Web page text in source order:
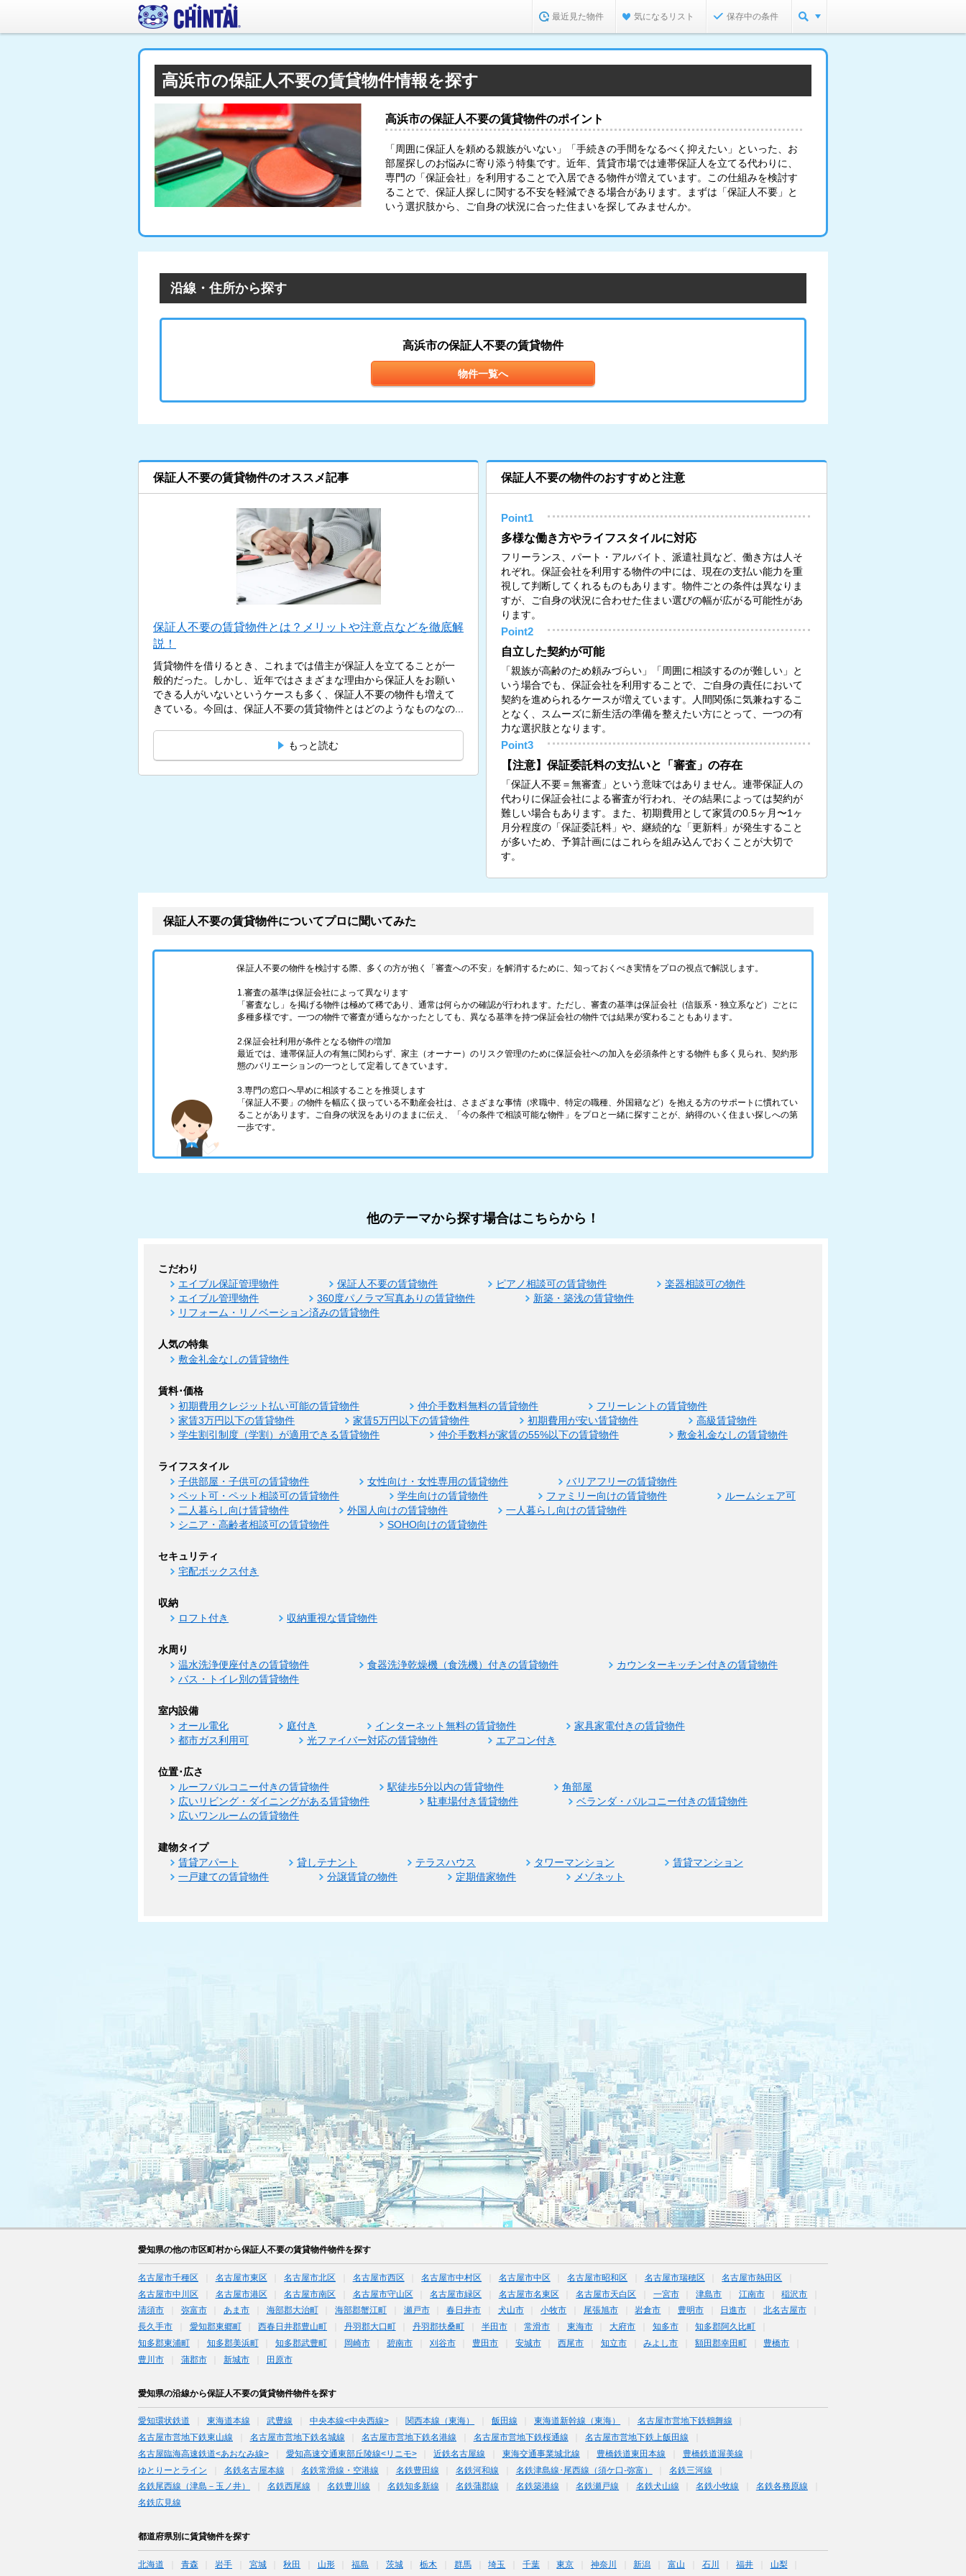
最近見た物件 気になるリスト 保存中の条件
高浜市の保証人不要の賃貸物件情報を探す
高浜市の保証人不要の賃貸物件のポイント
「周囲に保証人を頼める親族がいない」「手続きの手間をなるべく抑えたい」といった、お
部屋探しのお悩みに寄り添う特集です。近年、賃貸市場では連帯保証人を立てる代わりに、
専門の「保証会社」を利用することで入居できる物件が増えています。この仕組みを検討す
ることで、保証人探しに関する不安を軽減できる場合があります。まずは「保証人不要」と
いう選択肢から、ご自身の状況に合った住まいを探してみませんか。
沿線・住所から探す
高浜市の保証人不要の賃貸物件
物件一覧へ
保証人不要の賃貸物件のオススメ記事
保証人不要の賃貸物件とは？メリットや注意点などを徹底解
説！
賃貸物件を借りるとき、これまでは借主が保証人を立てることが一
般的だった。しかし、近年ではさまざまな理由から保証人をお願い
できる人がいないというケースも多く、保証人不要の物件も増えて
きている。今回は、保証人不要の賃貸物件とはどのようなものなの...
もっと読む
保証人不要の物件のおすすめと注意
Point1
多様な働き方やライフスタイルに対応
フリーランス、パート・アルバイト、派遣社員など、働き方は人そ
れぞれ。保証会社を利用する物件の中には、現在の支払い能力を重
視して判断してくれるものもあります。物件ごとの条件は異なりま
すが、ご自身の状況に合わせた住まい選びの幅が広がる可能性があ
ります。
Point2
自立した契約が可能
「親族が高齢のため頼みづらい」「周囲に相談するのが難しい」と
いう場合でも、保証会社を利用することで、ご自身の責任において
契約を進められるケースが増えています。人間関係に気兼ねするこ
となく、スムーズに新生活の準備を整えたい方にとって、一つの有
力な選択肢となります。
Point3
【注意】保証委託料の支払いと「審査」の存在
「保証人不要＝無審査」という意味ではありません。連帯保証人の
代わりに保証会社による審査が行われ、その結果によっては契約が
難しい場合もあります。また、初期費用として家賃の0.5ヶ月〜1ヶ
月分程度の「保証委託料」や、継続的な「更新料」が発生すること
が多いため、予算計画にはこれらを組み込んでおくことが大切で
す。
保証人不要の賃貸物件についてプロに聞いてみた
保証人不要の物件を検討する際、多くの方が抱く「審査への不安」を解消するために、知っておくべき実情をプロの視点で解説します。
1.審査の基準は保証会社によって異なります
「審査なし」を掲げる物件は極めて稀であり、通常は何らかの確認が行われます。ただし、審査の基準は保証会社（信販系・独立系など）ごとに
多種多様です。一つの物件で審査が通らなかったとしても、異なる基準を持つ保証会社の物件では結果が変わることもあります。
2.保証会社利用が条件となる物件の増加
最近では、連帯保証人の有無に関わらず、家主（オーナー）のリスク管理のために保証会社への加入を必須条件とする物件も多く見られ、契約形
態のバリエーションの一つとして定着してきています。
3.専門の窓口へ早めに相談することを推奨します
「保証人不要」の物件を幅広く扱っている不動産会社は、さまざまな事情（求職中、特定の職種、外国籍など）を抱える方のサポートに慣れてい
ることがあります。ご自身の状況をありのままに伝え、「今の条件で相談可能な物件」をプロと一緒に探すことが、納得のいく住まい探しへの第
一歩です。
他のテーマから探す場合はこちらから！
こだわり
エイブル保証管理物件 保証人不要の賃貸物件 ピアノ相談可の賃貸物件
楽器相談可の物件
エイブル管理物件
360度パノラマ写真ありの賃貸物件
新築・築浅の賃貸物件
リフォーム・リノベーション済みの賃貸物件
人気の特集
敷金礼金なしの賃貸物件
賃料･価格
初期費用クレジット払い可能の賃貸物件 仲介手数料無料の賃貸物件
フリーレントの賃貸物件
家賃3万円以下の賃貸物件
家賃5万円以下の賃貸物件 初期費用が安い賃貸物件
高級賃貸物件
学生割引制度（学割）が適用できる賃貸物件
仲介手数料が家賃の55%以下の賃貸物件 敷金礼金なしの賃貸物件
ライフスタイル
子供部屋・子供可の賃貸物件 女性向け・女性専用の賃貸物件
バリアフリーの賃貸物件
ペット可・ペット相談可の賃貸物件
学生向けの賃貸物件 ファミリー向けの賃貸物件
ルームシェア可
二人暮らし向け賃貸物件
外国人向けの賃貸物件
一人暮らし向けの賃貸物件
シニア・高齢者相談可の賃貸物件
SOHO向けの賃貸物件
セキュリティ
宅配ボックス付き
収納
ロフト付き 収納重視な賃貸物件
水周り
温水洗浄便座付きの賃貸物件 食器洗浄乾燥機（食洗機）付きの賃貸物件
カウンターキッチン付きの賃貸物件
バス・トイレ別の賃貸物件
室内設備
オール電化 庭付き インターネット無料の賃貸物件
家具家電付きの賃貸物件
都市ガス利用可
光ファイバー対応の賃貸物件 エアコン付き
位置･広さ
ルーフバルコニー付きの賃貸物件 駅徒歩5分以内の賃貸物件
角部屋
広いリビング・ダイニングがある賃貸物件
駐車場付き賃貸物件
ベランダ・バルコニー付きの賃貸物件
広いワンルームの賃貸物件
建物タイプ
賃貸アパート 貸しテナント テラスハウス タワーマンション
賃貸マンション
一戸建ての賃貸物件
分譲賃貸の物件 定期借家物件 メゾネット
愛知県の他の市区町村から保証人不要の賃貸物件物件を探す
名古屋市千種区 名古屋市東区 名古屋市北区 名古屋市西区 名古屋市中村区 名古屋市中区 名古屋市昭和区 名古屋市瑞穂区
名古屋市熱田区
名古屋市中川区
名古屋市港区 名古屋市南区 名古屋市守山区 名古屋市緑区 名古屋市名東区 名古屋市天白区 一宮市 津島市 江南市
稲沢市
清須市
弥富市 あま市 海部郡大治町 海部郡蟹江町 瀬戸市 春日井市 犬山市 小牧市 尾張旭市 岩倉市 豊明市 日進市
北名古屋市
長久手市
愛知郡東郷町 西春日井郡豊山町 丹羽郡大口町 丹羽郡扶桑町 半田市 常滑市 東海市 大府市 知多市
知多郡阿久比町
知多郡東浦町
知多郡美浜町 知多郡武豊町 岡崎市 碧南市 刈谷市 豊田市 安城市 西尾市 知立市 みよし市 額田郡幸田町
豊橋市
豊川市
蒲郡市 新城市 田原市
愛知県の沿線から保証人不要の賃貸物件物件を探す
愛知環状鉄道 東海道本線 武豊線 中央本線<中央西線> 関西本線（東海） 飯田線 東海道新幹線（東海）
名古屋市営地下鉄鶴舞線
名古屋市営地下鉄東山線
名古屋市営地下鉄名城線 名古屋市営地下鉄名港線 名古屋市営地下鉄桜通線
名古屋市営地下鉄上飯田線
名古屋臨海高速鉄道<あおなみ線>
愛知高速交通東部丘陵線<リニモ> 近鉄名古屋線 東海交通事業城北線 豊橋鉄道東田本線
豊橋鉄道渥美線
ゆとりーとライン
名鉄名古屋本線 名鉄常滑線・空港線 名鉄豊田線 名鉄河和線 名鉄津島線･尾西線（須ケ口-弥富）
名鉄三河線
名鉄尾西線（津島－玉ノ井）
名鉄西尾線 名鉄豊川線 名鉄知多新線 名鉄蒲郡線 名鉄築港線 名鉄瀬戸線 名鉄犬山線 名鉄小牧線
名鉄各務原線
名鉄広見線
都道府県別に賃貸物件を探す
北海道 青森 岩手 宮城 秋田 山形 福島 茨城 栃木 群馬 埼玉 千葉 東京 神奈川 新潟 富山 石川 福井 山梨